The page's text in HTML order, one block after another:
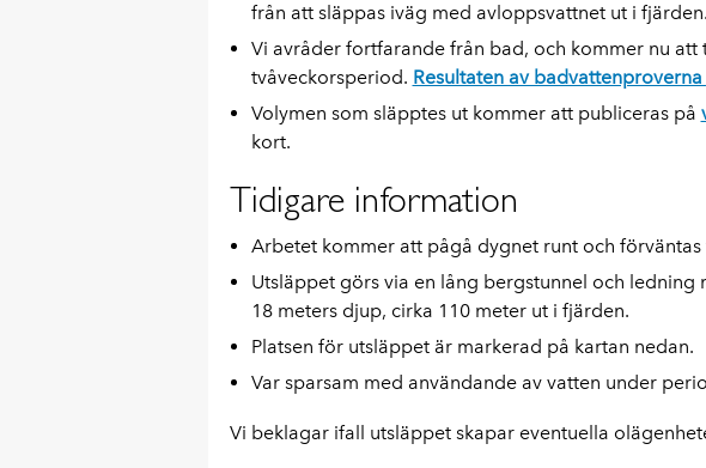
från att släppas iväg med avloppsvattnet ut i fjärden.
Vi avråder fortfarande från bad, och kommer nu
tvåveckorsperiod. Resultaten av
Volymen som släpptes ut kommer att publiceras på
kort.
Tidigare information
Arbetet kommer att pågå dygnet runt och
Utsläppet görs via en lång bergstunnel och
18 meters djup, cirka 110 meter ut i fjärden.
Platsen för utsläppet är markerad på kartan nedan.
Var sparsam med användande av vatten under
Vi beklagar ifall utsläppet skapar eventuella